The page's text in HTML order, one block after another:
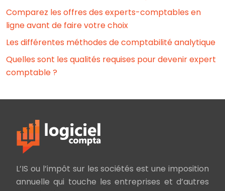
Comparez les offres des experts-comptables en
ligne avant de faire votre choix
Les différentes méthodes de comptabilité analytique
Quelles sont les qualités requises pour devenir expert
comptable ?
L’IS ou l’impôt sur les sociétés est une imposition
annuelle qui touche les entreprises et d’autres